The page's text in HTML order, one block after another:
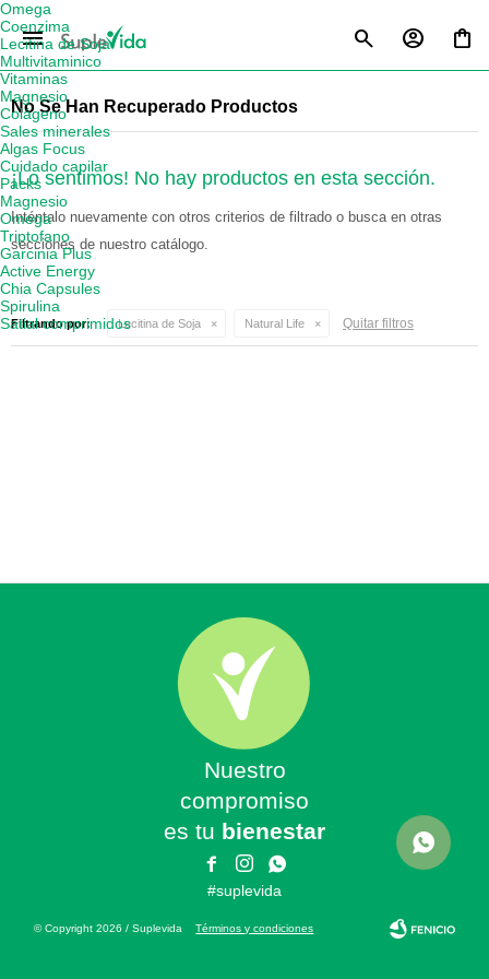
menu
No Se Han Recuperado Productos
¡Lo sentimos! No hay productos en esta sección.
Inténtalo nuevamente con otros criterios de filtrado o busca en otras
secciones de nuestro catálogo.
Filtrando por: Lecitina de Soja Natural Life Quitar filtros
Omega
Coenzima
Lecitina de Soja
Multivitaminico
Vitaminas
Magnesio
Colágeno
Sales minerales
Algas Focus
Cuidado capilar
Packs
Magnesio
Omega
Triptofano
Garcinia Plus
Active Energy
Chia Capsules
Spirulina
Satial comprimidos
Nuestro
compromiso
es tu bienestar
 

#suplevida
© Copyright 2026 / SuplevidaTérminos y condiciones